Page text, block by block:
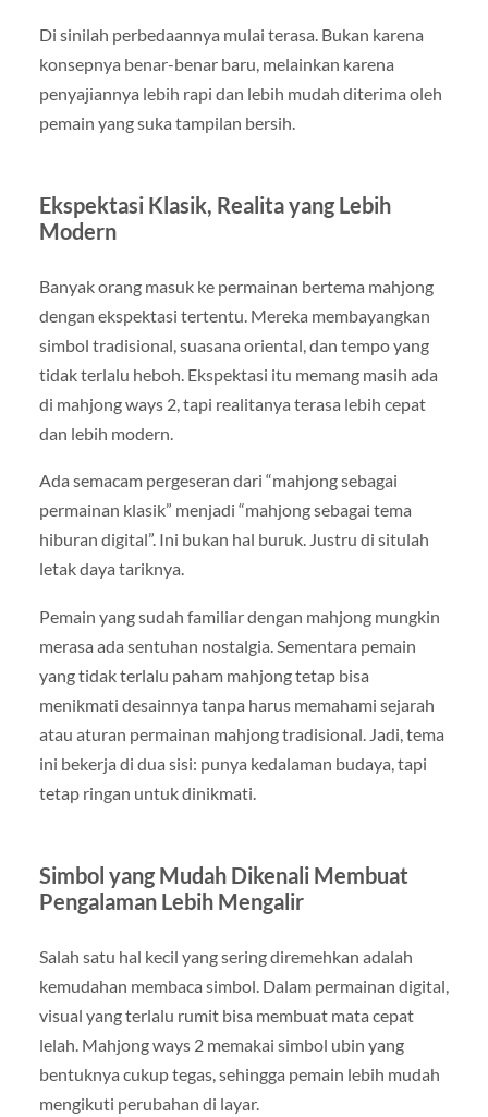
Di sinilah perbedaannya mulai terasa. Bukan karena
konsepnya benar-benar baru, melainkan karena
penyajiannya lebih rapi dan lebih mudah diterima oleh
pemain yang suka tampilan bersih.
Ekspektasi Klasik, Realita yang Lebih
Modern
Banyak orang masuk ke permainan bertema mahjong
dengan ekspektasi tertentu. Mereka membayangkan
simbol tradisional, suasana oriental, dan tempo yang
tidak terlalu heboh. Ekspektasi itu memang masih ada
di mahjong ways 2, tapi realitanya terasa lebih cepat
dan lebih modern.
Ada semacam pergeseran dari “mahjong sebagai
permainan klasik” menjadi “mahjong sebagai tema
hiburan digital”. Ini bukan hal buruk. Justru di situlah
letak daya tariknya.
Pemain yang sudah familiar dengan mahjong mungkin
merasa ada sentuhan nostalgia. Sementara pemain
yang tidak terlalu paham mahjong tetap bisa
menikmati desainnya tanpa harus memahami sejarah
atau aturan permainan mahjong tradisional. Jadi, tema
ini bekerja di dua sisi: punya kedalaman budaya, tapi
tetap ringan untuk dinikmati.
Simbol yang Mudah Dikenali Membuat
Pengalaman Lebih Mengalir
Salah satu hal kecil yang sering diremehkan adalah
kemudahan membaca simbol. Dalam permainan digital,
visual yang terlalu rumit bisa membuat mata cepat
lelah. Mahjong ways 2 memakai simbol ubin yang
bentuknya cukup tegas, sehingga pemain lebih mudah
mengikuti perubahan di layar.